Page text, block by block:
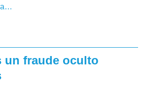
un fraude oculto